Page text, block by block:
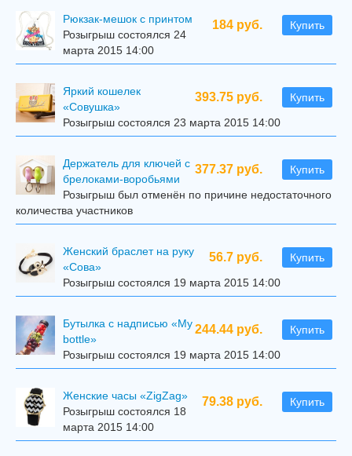
184 руб. Купить
Рюкзак-мешок с принтом
Розыгрыш состоялся 24
марта 2015 14:00
393.75 руб. Купить
Яркий кошелек
«Совушка»
Розыгрыш состоялся 23 марта 2015 14:00
377.37 руб. Купить
Держатель для ключей с
брелоками-воробьями
Розыгрыш был отменён по причине недостаточного
количества участников
56.7 руб. Купить
Женский браслет на руку
«Сова»
Розыгрыш состоялся 19 марта 2015 14:00
244.44 руб. Купить
Бутылка с надписью «My
bottle»
Розыгрыш состоялся 19 марта 2015 14:00
79.38 руб. Купить
Женские часы «ZigZag»
Розыгрыш состоялся 18
марта 2015 14:00